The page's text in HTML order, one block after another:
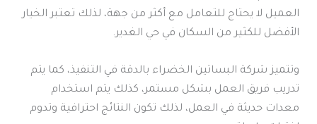
العميل لا يحتاج للتعامل مع أكثر من جهة، لذلك تعتبر الخيار
الأفضل للكثير من السكان في حي الغدير.
وتتميز شركة البساتين الخضراء بالدقة في التنفيذ، كما يتم
تدريب فريق العمل بشكل مستمر، كذلك يتم استخدام
معدات حديثة في العمل، لذلك تكون النتائج احترافية وتدوم